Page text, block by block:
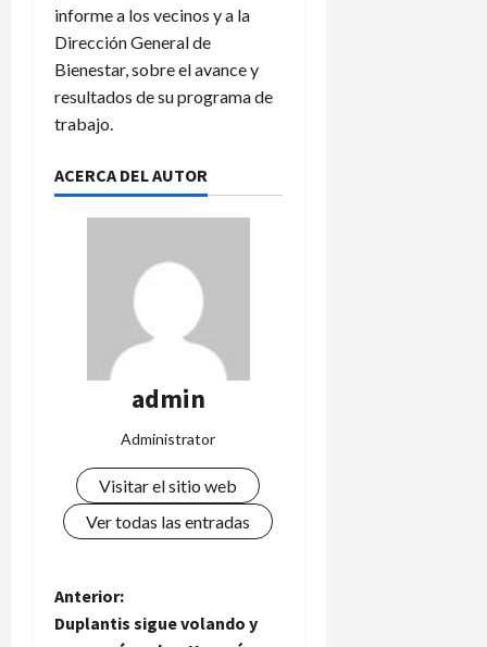
informe a los vecinos y a la
Dirección General de
Bienestar, sobre el avance y
resultados de su programa de
trabajo.
ACERCA DEL AUTOR
admin
Administrator
Visitar el sitio web
Ver todas las entradas
N
Anterior:
Duplantis sigue volando y